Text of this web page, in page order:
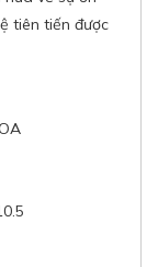
tiên tiến được